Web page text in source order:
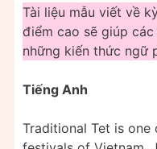
Tài liệu mẫu viết về
điểm cao sẽ giúp
những kiến thức ngữ
Tiếng Anh
Traditional Tet is